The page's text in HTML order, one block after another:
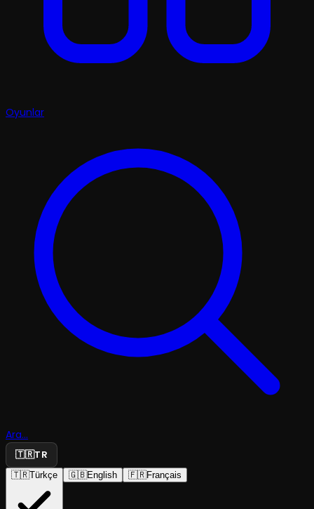
Oyunlar
Ara...
🇹🇷TR
🇹🇷Türkçe 🇬🇧English 🇫🇷Français